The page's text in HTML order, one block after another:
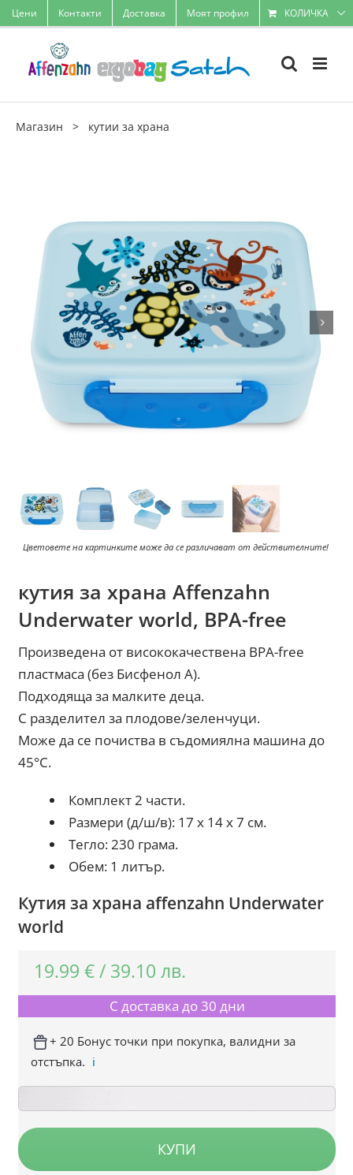
Skip
to
Цени Контакти Доставка Моят профил КОЛИЧКА
Магазин > кутии за храна
Цветовете на картинките може да се различават от действителните!
кутия за храна Affenzahn
Underwater world, BPA-free
Произведена от висококачествена BPA-free
пластмаса (без Бисфенол А).
Подходяща за малките деца.
С разделител за плодове/зеленчуци.
Може да се почиства в съдомиялна машина до
45°C.
Комплект 2 части.
Размери (д/ш/в): 17 x 14 x 7 см.
Тегло: 230 грама.
Обем: 1 литър.
Кутия за храна affenzahn Underwater
world
19.99€ / 39.10лв.
С доставка до 30 дни
+ 20 Бонус точки при покупка, валидни за
отстъпка. ℹ️
КУПИ